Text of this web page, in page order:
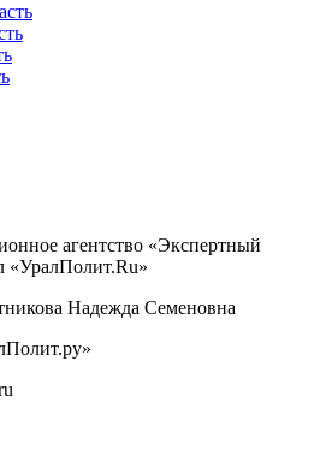
агентство «Экспертный
Надежда Семеновна